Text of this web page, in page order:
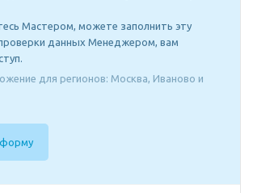
Мастером, можете заполнить эту
данных Менеджером, вам
для регионов: Москва, Иваново и